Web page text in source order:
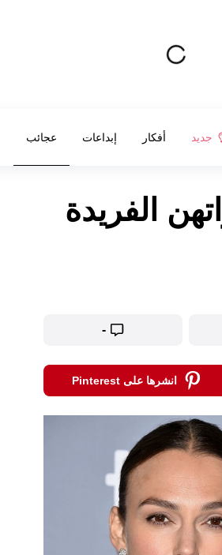
جديد أفكار إبداعات عجائب
الفريدة
-
انشرها على Pinterest